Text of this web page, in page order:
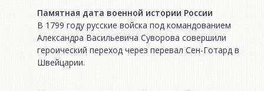
Памятная дата военной истории России
В 1799 году русские войска под командованием
Александра Васильевича Суворова совершили
героический переход через перевал Сен-Готард в
Швейцарии.